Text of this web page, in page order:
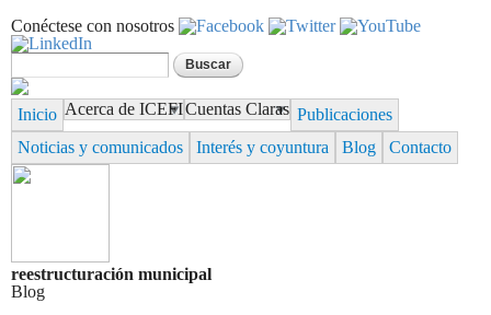
Conéctese con nosotros
Formulario de búsqueda
Inicio Acerca de ICEFICuentas Claras Publicaciones
Noticias y comunicados
Interés y coyuntura Blog Contacto
reestructuración municipal
Blog